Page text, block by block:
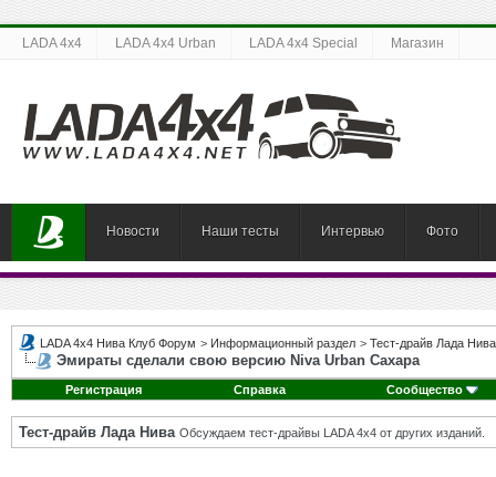
LADA 4x4 LADA 4x4 Urban LADA 4x4 Special Магазин
Новости Наши тесты Интервью Фото
LADA 4x4 Нива Клуб Форум > Информационный раздел > Тест-драйв Лада Нива
Эмираты сделали свою версию Niva Urban Сахара
Регистрация Справка Сообщество
Тест-драйв Лада Нива Обсуждаем тест-драйвы LADA 4x4 от других изданий.